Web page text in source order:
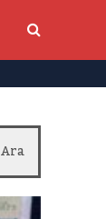
Ara